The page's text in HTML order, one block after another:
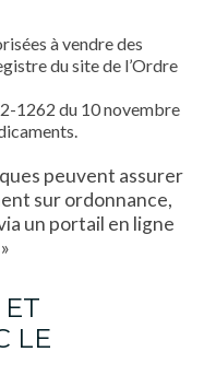
à vendre des
du site de l’Ordre
1262 du 10 novembre
peuvent assurer
sur ordonnance,
un portail en ligne
LE